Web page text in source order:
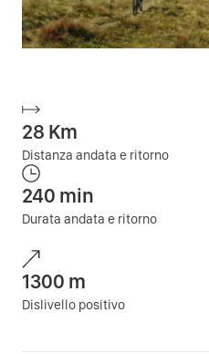
28 Km
Distanza andata e ritorno
240 min
Durata andata e ritorno
1300 m
Dislivello positivo